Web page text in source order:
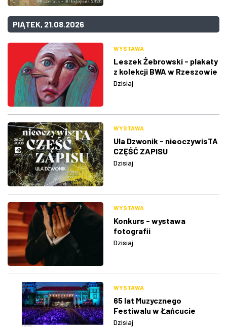
PIĄTEK, 21.08.2026
WYSTAWA
Leszek Żebrowski - plakaty
z kolekcji BWA w Rzeszowie
Dzisiaj
WYSTAWA
Ula Dzwonik - nieoczywisTA
CZĘŚĆ ZAPISU
Dzisiaj
WYSTAWA
Konkurs - wystawa
fotografii
Dzisiaj
WYSTAWA
65 lat Muzycznego
Festiwalu w Łańcucie
Dzisiaj